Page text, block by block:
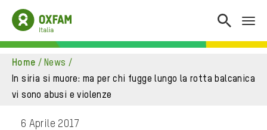
home / news /
in siria si muore: ma per chi fugge lungo la rotta balcanica
vi sono abusi e violenze
6 Aprile 2017